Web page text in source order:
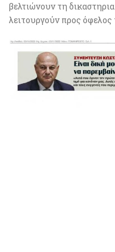
βελτιώνουν τη
λειτουργούν προς